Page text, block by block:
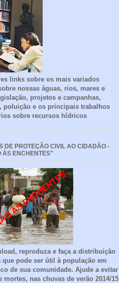
links sobre os mais variados
nossas águas, rios, mares e
projetos e campanhas,
poluição e os principais trabalhos
sobre recursos hídricos
DE PROTEÇÃO CIVIL AO CIDADÃO -
ÀS ENCHENTES"
reproduza e faça a distribuição
que pode ser útil à população em
de sua comunidade. Ajude a evitar
mortes, nas chuvas de verão 2014/15